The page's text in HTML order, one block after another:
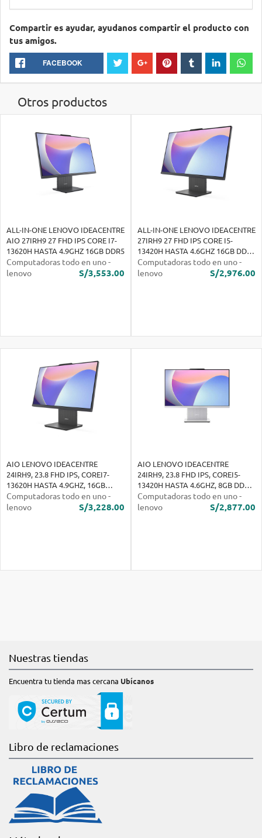
Compartir es ayudar, ayudanos compartir el producto con
tus amigos.
FACEBOOK
Otros productos
ALL-IN-ONE LENOVO IDEACENTRE
AIO 27IRH9 27 FHD IPS CORE I7-
13620H HASTA 4.9GHZ 16GB DDR5
Computadoras todo en uno-
lenovo
S/3,553.00
ALL-IN-ONE LENOVO IDEACENTRE
27IRH9 27 FHD IPS CORE I5-
13420H HASTA 4.6GHZ 16GB DDR5
5200
Computadoras todo en uno-
lenovo
S/2,976.00
AIO LENOVO IDEACENTRE
24IRH9, 23.8 FHD IPS, COREI7-
13620H HASTA 4.9GHZ, 16GB
DDR5-5200 512GB SSD FREE
Computadoras todo en uno-
lenovo
S/3,228.00
AIO LENOVO IDEACENTRE
24IRH9, 23.8 FHD IPS, COREI5-
13420H HASTA 4.6GHZ, 8GB DDR5
SODIMM 512GB SSD FREE
Computadoras todo en uno-
lenovo
S/2,877.00
Nuestras tiendas
Encuentra tu tienda mas cercana Ubícanos
Libro de reclamaciones